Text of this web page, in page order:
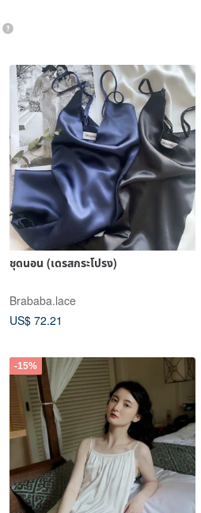
ชุดนอน (เดรสกระโปรง)
Brababa.lace
US$ 72.21
-15%